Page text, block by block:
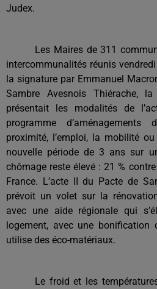
Judex.
Les Maires de 311
intercommunalités réunis
la signature par Emmanuel
Sambre Avesnois Thiérache, la
présentait les modalités de
programme d’aménagements
proximité, l’emploi, la mobilité
nouvelle période de 3 ans sur
chômage reste élevé : 21 %
France. L’acte II du Pacte de
prévoit un volet sur la
avec une aide régionale qui
logement, avec une
utilise des éco-matériaux.
Le froid et les